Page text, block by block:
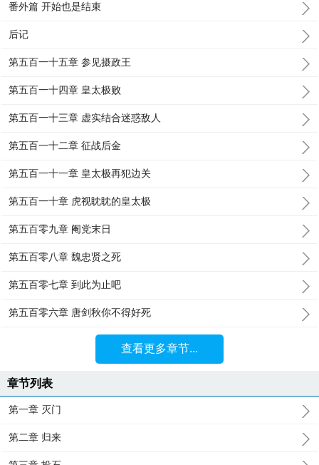
番外篇 开始也是结束
后记
第五百一十五章 参见摄政王
第五百一十四章 皇太极败
第五百一十三章 虚实结合迷惑敌人
第五百一十二章 征战后金
第五百一十一章 皇太极再犯边关
第五百一十章 虎视眈眈的皇太极
第五百零九章 阉党末日
第五百零八章 魏忠贤之死
第五百零七章 到此为止吧
第五百零六章 唐剑秋你不得好死
查看更多章节...
章节列表
第一章 灭门
第二章 归来